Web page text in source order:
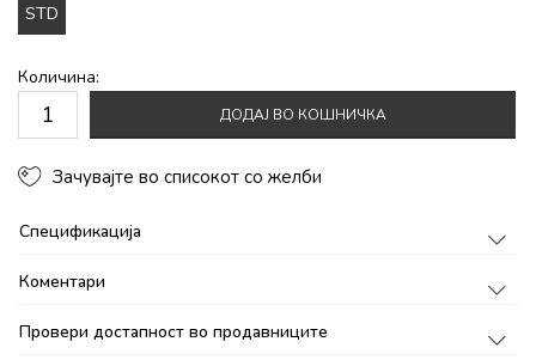
STD
Количина:
ДОДАЈ ВО КОШНИЧКА
Зачувајте во списокот со желби
Спецификација
Коментари
Провери достапност во продавниците